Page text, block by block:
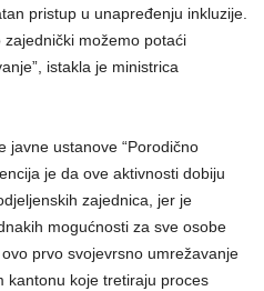
pristup u unapređenju inkluzije.
možemo potaći
istakla je ministrica
javne ustanove “Porodično
je da ove aktivnosti dobiju
zajednica, jer je
mogućnosti za sve osobe
prvo svojevrsno umrežavanje
kantonu koje tretiraju proces